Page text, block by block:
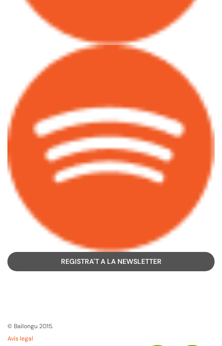
REGISTRA'T A LA NEWSLETTER
© Bailongu 2015.
Avís legal